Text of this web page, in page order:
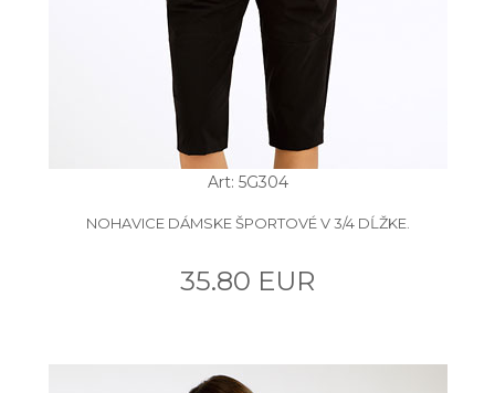
Art: 5G304
NOHAVICE DÁMSKE ŠPORTOVÉ V 3/4 DĹŽKE.
35.80 EUR